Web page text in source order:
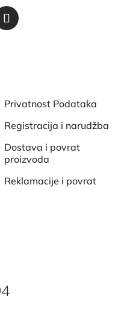
Privatnost Podataka
Registracija i narudžba
Dostava i povrat
proizvoda
Reklamacije i povrat